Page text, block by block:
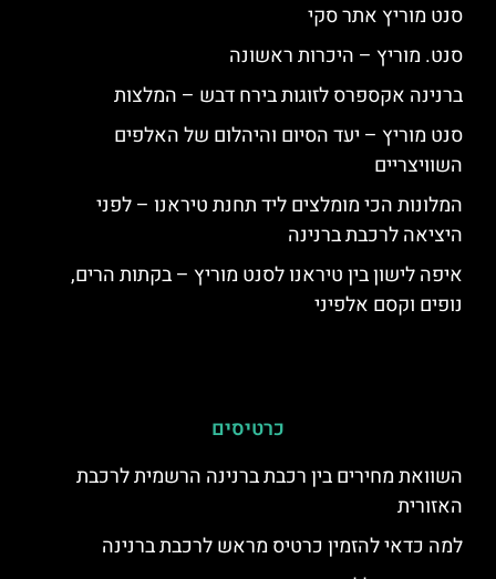
סנט מוריץ אתר סקי
סנט. מוריץ – היכרות ראשונה
ברנינה אקספרס לזוגות בירח דבש – המלצות
סנט מוריץ – יעד הסיום והיהלום של האלפים
השוויצריים
המלונות הכי מומלצים ליד תחנת טיראנו – לפני
היציאה לרכבת ברנינה
איפה לישון בין טיראנו לסנט מוריץ – בקתות הרים,
נופים וקסם אלפיני
כרטיסים
השוואת מחירים בין רכבת ברנינה הרשמית לרכבת
האזורית
למה כדאי להזמין כרטיס מראש לרכבת ברנינה